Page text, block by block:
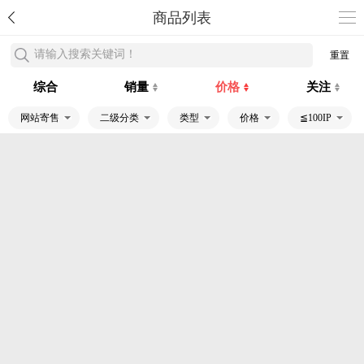
商品列表
请输入搜索关键词！ 重置
综合 销量 价格 关注
网站寄售 二级分类 类型 价格 ≦100IP